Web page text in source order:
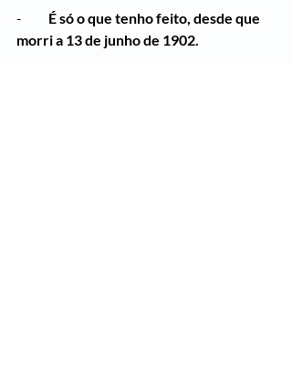
- É só o que tenho feito, desde que
morri a 13 de junho de 1902.